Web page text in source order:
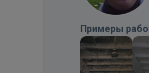
Примеры